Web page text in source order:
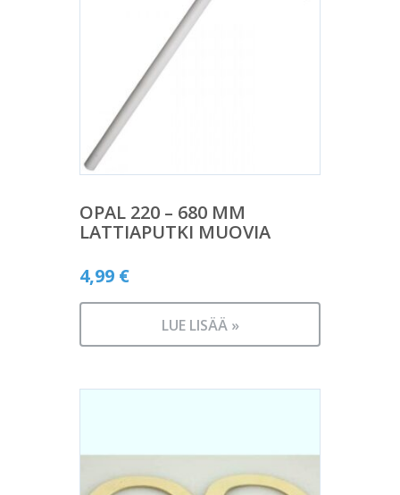
OPAL 220 – 680 MM
LATTIAPUTKI MUOVIA
4,99 €
LUE LISÄÄ »